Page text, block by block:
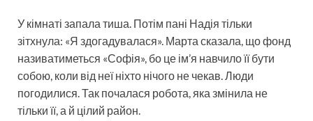
У кімнаті запала тиша. Потім пані Надія тільки
зітхнула: «Я здогадувалася». Марта сказала, що фонд
називатиметься «Софія», бо це ім’я навчило її бути
собою, коли від неї ніхто нічого не чекав. Люди
погодилися. Так почалася робота, яка змінила не
тільки її, а й цілий район.